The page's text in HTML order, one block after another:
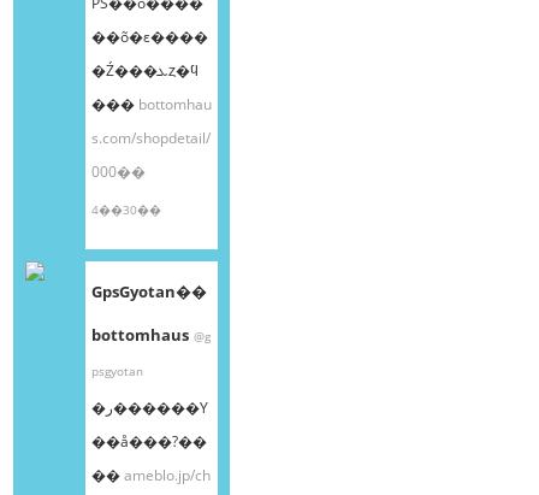
��õ�ε����
�Ź���ܥȥ�ϥ
��� bottomhau
s.com/shopdetail/
000��
4��30��
GpsGyotan��
bottomhaus @g
psgyotan
�ر������Υ
��å���?��
��ameblo.jp/ch